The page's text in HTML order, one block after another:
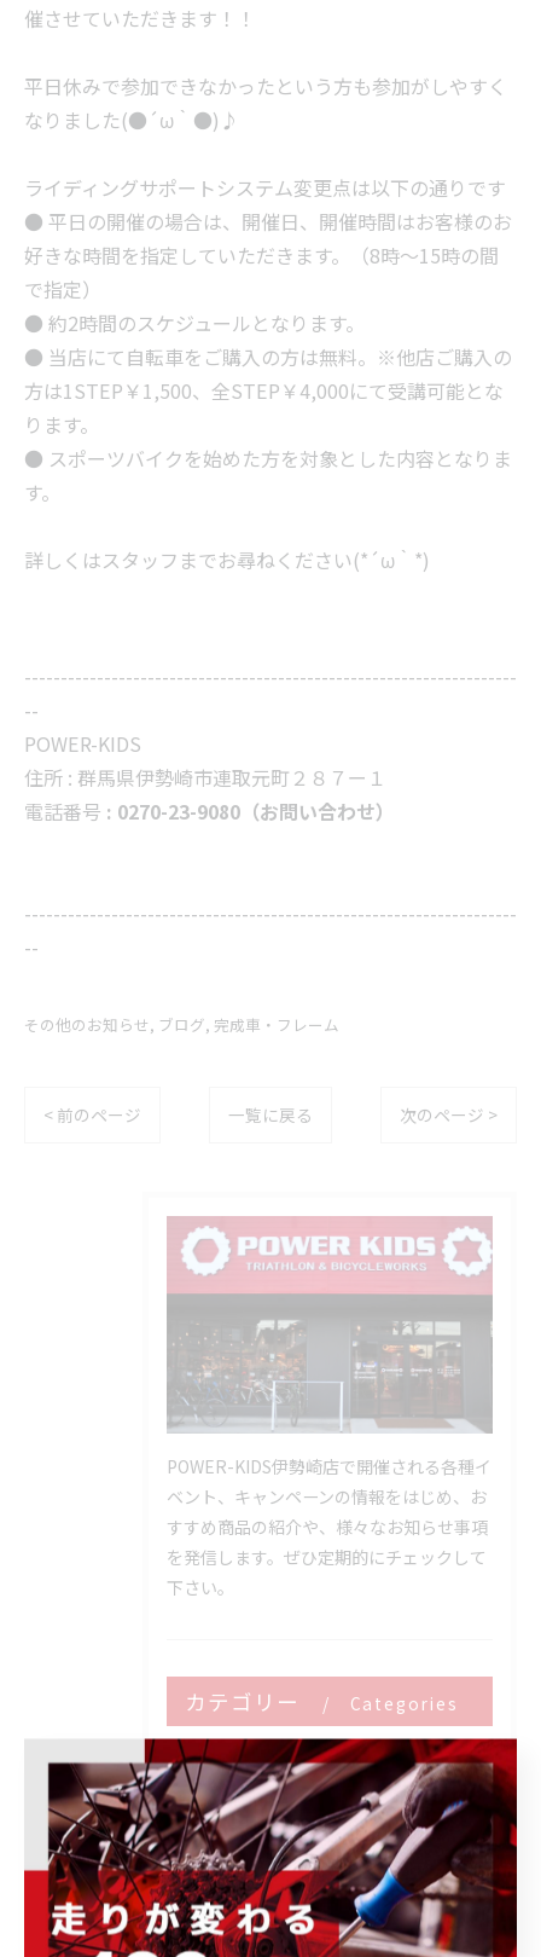
催させていただきます！！
平日休みで参加できなかったという方も参加がしやすく
なりました(●´ω｀●)♪
ライディングサポートシステム変更点は以下の通りです
● 平日の開催の場合は、開催日、開催時間はお客様のお
好きな時間を指定していただきます。（8時～15時の間
で指定）
● 約2時間のスケジュールとなります。
● 当店にて自転車をご購入の方は無料。※他店ご購入の
方は1STEP￥1,500、全STEP￥4,000にて受講可能とな
ります。
● スポーツバイクを始めた方を対象とした内容となりま
す。
詳しくはスタッフまでお尋ねください(*´ω｀*)
--------------------------------------------------------------------
--
POWER-KIDS
住所 : 群馬県伊勢崎市連取元町２８７ー１
電話番号 : 0270-23-9080（お問い合わせ）
--------------------------------------------------------------------
--
その他のお知らせ ブログ 完成車・フレーム
< 前のページ 一覧に戻る 次のページ >
POWER-KIDS伊勢崎店で開催される各種イ
ベント、キャンペーンの情報をはじめ、お
すすめ商品の紹介や、様々なお知らせ事項
を発信します。ぜひ定期的にチェックして
下さい。
カテゴリー Categories
全てのカテゴリー
ロードバイク
メンテナンス
フィッティング
オーバーホール